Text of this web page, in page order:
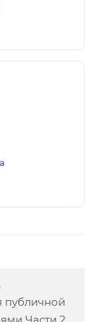
публичной